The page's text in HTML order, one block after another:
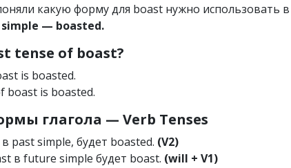
какую форму для boast нужно
— boasted.
tense of boast?
is boasted.
boast is boasted.
глагола — Verb Tenses
past simple, будет boasted. (V2)
в future simple будет boast. (will + V1)